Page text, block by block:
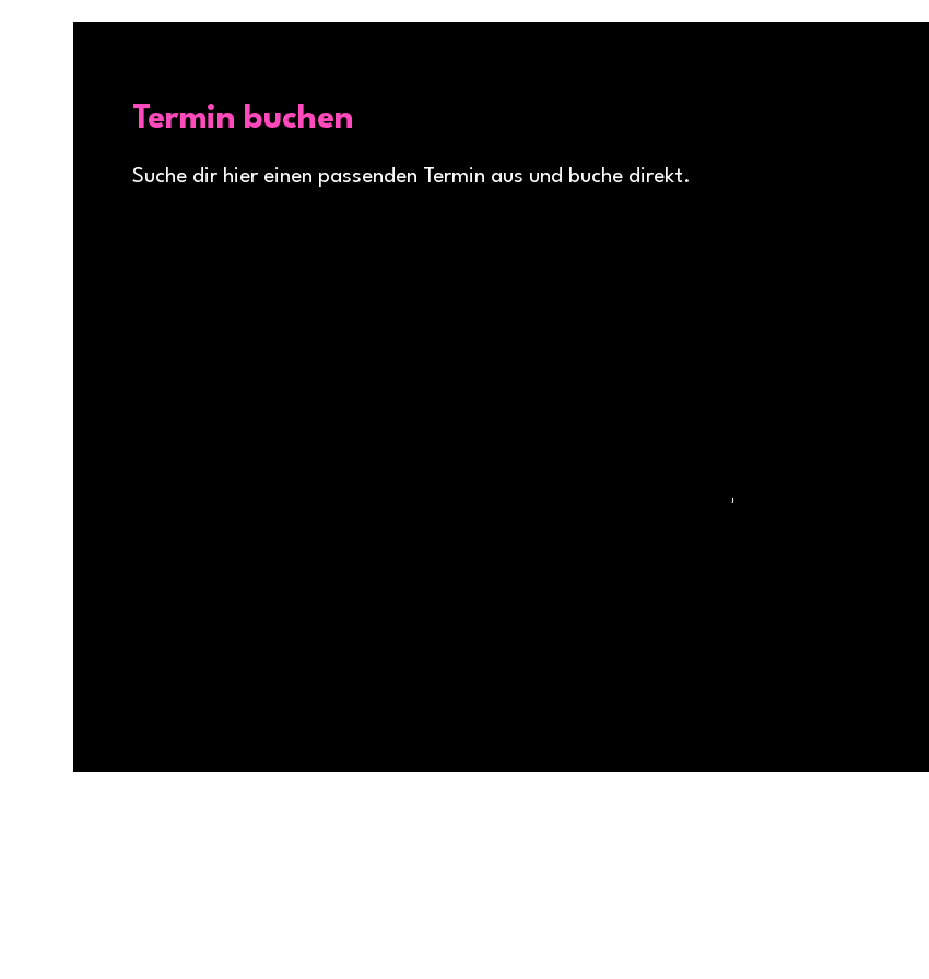
Termin buchen
Suche dir hier einen passenden Termin aus und buche direkt.